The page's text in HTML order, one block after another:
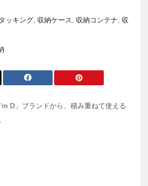
ッキング 収納ケース 収納コンテナ
収
D」ブランドから、積み重ねて使える